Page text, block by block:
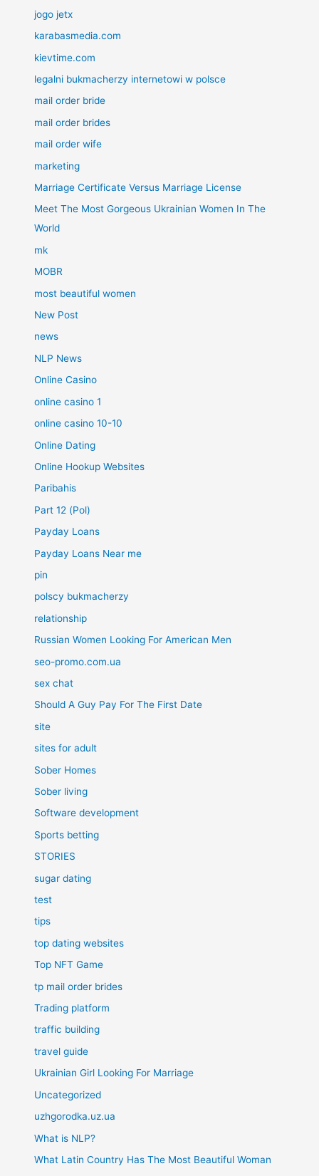
jogo jetx
karabasmedia.com
kievtime.com
legalni bukmacherzy internetowi w polsce
mail order bride
mail order brides
mail order wife
marketing
Marriage Certificate Versus Marriage License
Meet The Most Gorgeous Ukrainian Women In The
World
mk
MOBR
most beautiful women
New Post
news
NLP News
Online Casino
online casino 1
online casino 10-10
Online Dating
Online Hookup Websites
Paribahis
Part 12 (Pol)
Payday Loans
Payday Loans Near me
pin
polscy bukmacherzy
relationship
Russian Women Looking For American Men
seo-promo.com.ua
sex chat
Should A Guy Pay For The First Date
site
sites for adult
Sober Homes
Sober living
Software development
Sports betting
STORIES
sugar dating
test
tips
top dating websites
Top NFT Game
tp mail order brides
Trading platform
traffic building
travel guide
Ukrainian Girl Looking For Marriage
Uncategorized
uzhgorodka.uz.ua
What is NLP?
What Latin Country Has The Most Beautiful Woman